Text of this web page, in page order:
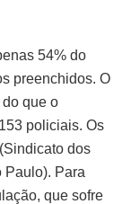
54% do
preenchidos. O
que o
policiais. Os
dos
Paulo). Para
que sofre